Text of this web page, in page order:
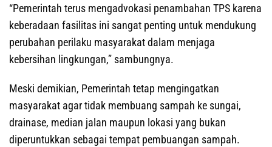
“Pemerintah terus mengadvokasi penambahan TPS karena
keberadaan fasilitas ini sangat penting untuk mendukung
perubahan perilaku masyarakat dalam menjaga
kebersihan lingkungan,” sambungnya.
Meski demikian, Pemerintah tetap mengingatkan
masyarakat agar tidak membuang sampah ke sungai,
drainase, median jalan maupun lokasi yang bukan
diperuntukkan sebagai tempat pembuangan sampah.